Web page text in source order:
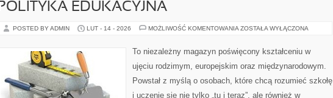
POLITYKA EDUKACYJNA
POSTED BY ADMIN LUT - 14 - 2026 MOŻLIWOŚĆ KOMENTOWANIA POLITYKA
ZOSTAŁA WYŁĄCZONA
To niezależny magazyn poświęcony kształceniu w
ujęciu rodzimym, europejskim oraz międzynarodowym.
Powstał z myślą o osobach, które chcą rozumieć szkołę
i uczenie się nie tylko „tu i teraz”, ale również w